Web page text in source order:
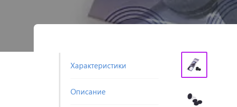
Характеристики
Описание